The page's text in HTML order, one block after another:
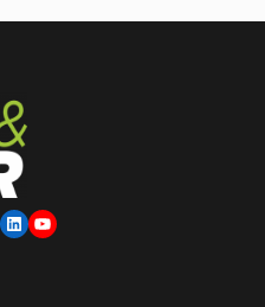
LinkedInYouTube